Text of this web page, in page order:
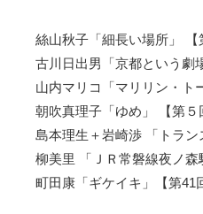
絲山秋子「細長い場所」
古川日出男「京都という劇
山内マリコ「マリリン・ト
朝吹真理子「ゆめ」 【第５
島本理生＋岩崎渉 「トラン
柳美里 「ＪＲ常磐線夜ノ森
町田康「ギケイキ」【第41